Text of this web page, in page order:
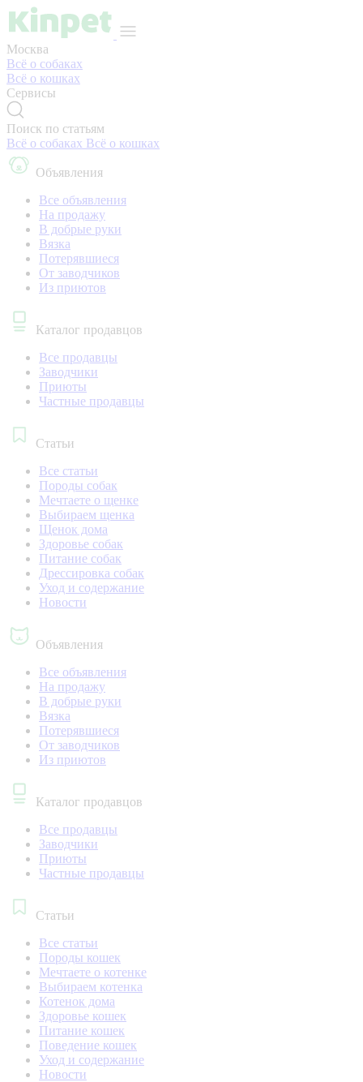
Москва
Всё о собаках
Всё о кошках
Сервисы
Поиск по статьям
Всё о собаках Всё о кошках
Объявления
Все объявления
На продажу
В добрые руки
Вязка
Потерявшиеся
От заводчиков
Из приютов
Каталог продавцов
Все продавцы
Заводчики
Приюты
Частные продавцы
Статьи
Все статьи
Породы собак
Мечтаете о щенке
Выбираем щенка
Щенок дома
Здоровье собак
Питание собак
Дрессировка собак
Уход и содержание
Новости
Объявления
Все объявления
На продажу
В добрые руки
Вязка
Потерявшиеся
От заводчиков
Из приютов
Каталог продавцов
Все продавцы
Заводчики
Приюты
Частные продавцы
Статьи
Все статьи
Породы кошек
Мечтаете о котенке
Выбираем котенка
Котенок дома
Здоровье кошек
Питание кошек
Поведение кошек
Уход и содержание
Новости